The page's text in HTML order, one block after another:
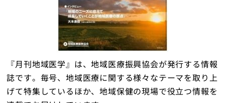
『月刊地域医学』は、地域医療振興協会が発行する情報
誌です。毎号、地域医療に関する様々なテーマを取り上
げて特集しているほか、地域保健の現場で役立つ情報を